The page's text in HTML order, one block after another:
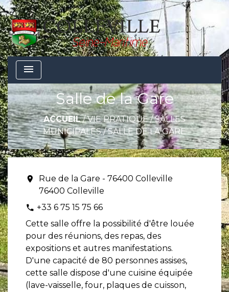
menu
Salle de la Gare
ACCUEIL/VIE PRATIQUE/SALLES
MUNICIPALES/SALLE DE LA GARE
location_on
Rue de la Gare - 76400 Colleville
76400 Colleville
phone +33 6 75 15 75 66
Cette salle offre la possibilité d'être louée
pour des réunions, des repas, des
expositions et autres manifestations.
D'une capacité de 80 personnes assises,
cette salle dispose d'une cuisine équipée
(lave-vaisselle, four, plaques de cuisson,